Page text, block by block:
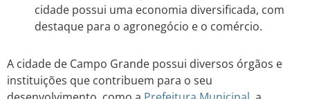
cidade possui uma economia diversificada, com
destaque para o agronegócio e o comércio.
A cidade de Campo Grande possui diversos órgãos e
instituições que contribuem para o seu